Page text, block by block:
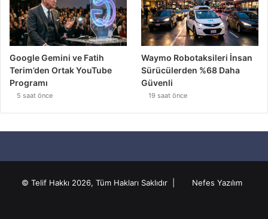
Google Gemini ve Fatih
Terim’den Ortak YouTube
Programı
5 saat önce
Waymo Robotaksileri İnsan
Sürücülerden %68 Daha
Güvenli
19 saat önce
© Telif Hakkı 2026, Tüm Hakları Saklıdır | Nefes Yazılım